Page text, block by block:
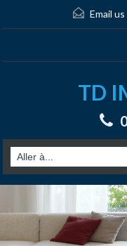
Email
TD